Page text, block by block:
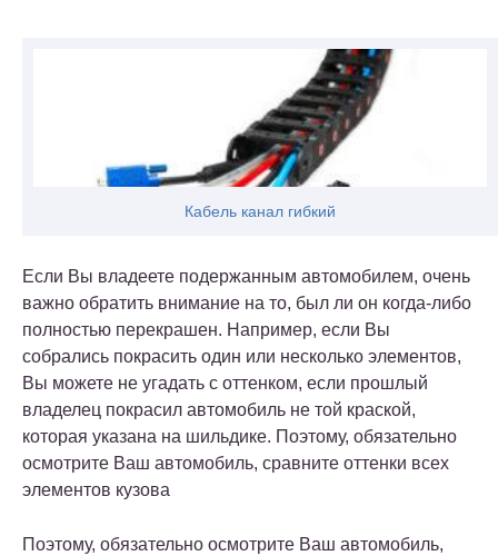
Кабель канал гибкий
Если Вы владеете подержанным автомобилем, очень
важно обратить внимание на то, был ли он когда-либо
полностью перекрашен. Например, если Вы
собрались покрасить один или несколько элементов,
Вы можете не угадать с оттенком, если прошлый
владелец покрасил автомобиль не той краской,
которая указана на шильдике. Поэтому, обязательно
осмотрите Ваш автомобиль, сравните оттенки всех
элементов кузова
Поэтому, обязательно осмотрите Ваш автомобиль,